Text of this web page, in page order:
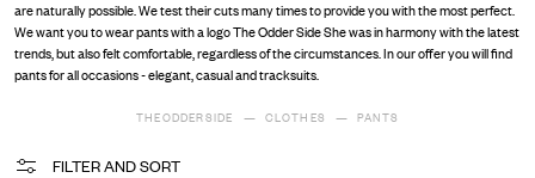
are naturally possible. We test their cuts many times to provide you with the most perfect.
We want you to wear pants with a logo The Odder Side She was in harmony with the latest
trends, but also felt comfortable, regardless of the circumstances. In our offer you will find
pants for all occasions - elegant, casual and tracksuits.
THEODDERSIDE CLOTHES PANTS
FILTER AND SORT